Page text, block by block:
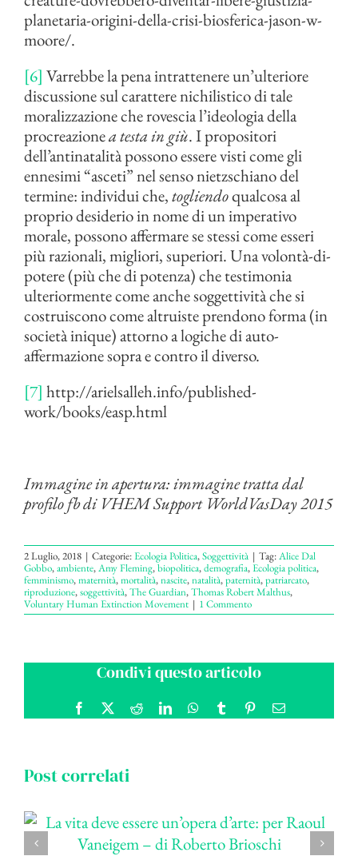
planetaria-origini-della-crisi-biosferica-jason-w-
moore/.
[6] Varrebbe la pena intrattenere un’ulteriore
discussione sul carattere nichilistico di tale
moralizzazione che rovescia l’ideologia della
procreazionea testa in giù. I propositori
dell’antinatalità possono essere visti come gli
ennesimi “asceti” nel senso nietzschiano del
termine: individui che,togliendoqualcosa al
proprio desiderio in nome di un imperativo
morale, possono affermare se stessi come esseri
più razionali, migliori, superiori. Una volontà-di-
potere (più che di potenza) che testimonia
ulteriormente come anche soggettività che si
costruiscono come altruiste prendono forma (in
società inique) attorno a logiche di auto-
affermazione sopra e contro il diverso.
[7] http://arielsalleh.info/published-
work/books/easp.html
Immagine in apertura: immagine tratta dal
profilo fb di VHEMSupport WorldVasDay 2015
2 Luglio, 2018 | Categorie:Ecologia Politica,Soggettività | Tag:Alice Dal
Gobbo,ambiente,Amy Fleming,biopolitica,demografia,Ecologia politica,
femminismo,maternità,mortalità,nascite,natalità,paternità,patriarcato,
riproduzione,soggettività,The Guardian,Thomas Robert Malthus,
Voluntary Human Extinction Movement | 1 Commento
Condivi questo articolo
Facebook RedditLinkedInWhatsApp
Tumblr PinterestEmail
Post correlati